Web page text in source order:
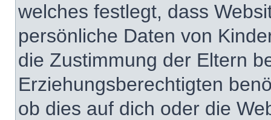
welches festlegt, dass
persönliche Daten von
die Zustimmung der Eltern
Erziehungsberechtigten
ob dies auf dich oder die